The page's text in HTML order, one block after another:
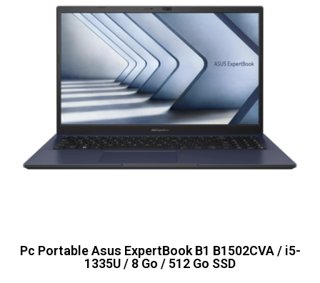
Pc Portable Asus ExpertBook B1 B1502CVA / i5-
1335U / 8 Go / 512 Go SSD